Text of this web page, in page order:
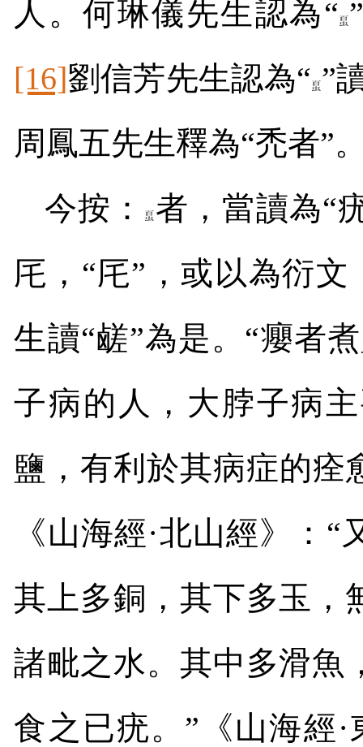
人。何琳儀先生認為“
[16]劉信芳先生認為“ ”
周鳳五先生釋為“禿者”
今按：
者，當讀為“
厇，“厇”，或以為衍文
生讀“鹾”為是。“癭者
子病的人，大脖子病
鹽，有利於其病症的痊
《山海經·北山經》：
其上多銅，其下多玉，
諸毗之水。其中多滑魚
食之已疣。”《山海經